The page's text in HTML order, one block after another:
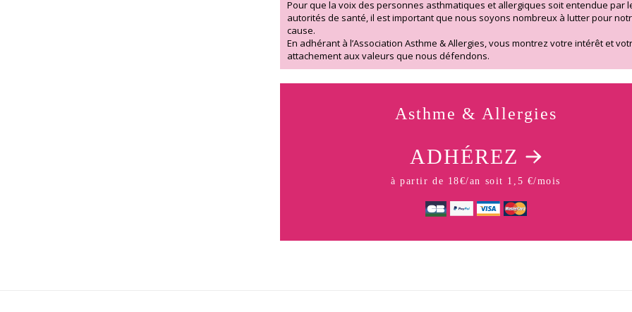
Pour que la voix des personnes asthmatiques et allergiques soit entendue par
autorités de santé, il est important que nous soyons nombreux à lutter pour
cause.
En adhérant à l’Association Asthme & Allergies, vous montrez votre intérêt et
attachement aux valeurs que nous défendons.
Asthme & Allergies
ADHÉREZ
à partir de 18€/an soit 1,5 €/mois